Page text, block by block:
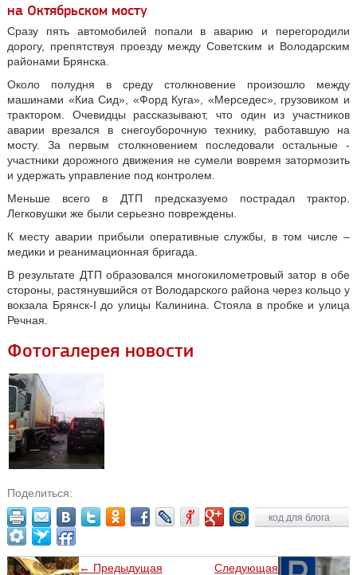
на Октябрьском мосту
Сразу пять автомобилей попали в аварию и перегородили
дорогу, препятствуя проезду между Советским и Володарским
районами Брянска.
Около полудня в среду столкновение произошло между
машинами «Киа Сид», «Форд Куга», «Мерседес», грузовиком и
трактором. Очевидцы рассказывают, что один из участников
аварии врезался в снегоуборочную технику, работавшую на
мосту. За первым столкновением последовали остальные -
участники дорожного движения не сумели вовремя затормозить
и удержать управление под контролем.
Меньше всего в ДТП предсказуемо пострадал трактор.
Легковушки же были серьезно повреждены.
К месту аварии прибыли оперативные службы, в том числе –
медики и реанимационная бригада.
В результате ДТП образовался многокилометровый затор в обе
стороны, растянувшийся от Володарского района через кольцо у
вокзала Брянск-I до улицы Калинина. Стояла в пробке и улица
Речная.
Фотогалерея новости
Поделиться:
код для блога
← Предыдущая
Следующая